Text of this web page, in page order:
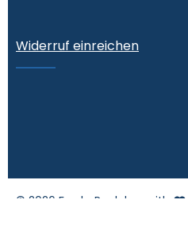
Widerruf einreichen
© 2026 Fresh-Pool.de - with